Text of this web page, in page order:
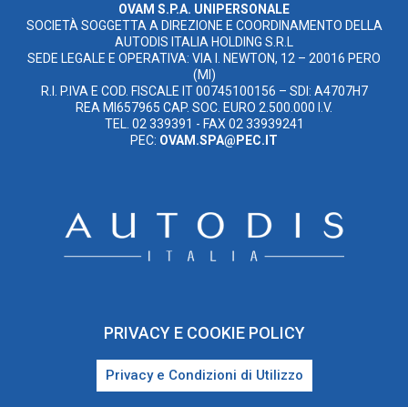
OVAM S.P.A. UNIPERSONALE
SOCIETÀ SOGGETTA A DIREZIONE E COORDINAMENTO DELLA
AUTODIS ITALIA HOLDING S.R.L
SEDE LEGALE E OPERATIVA: VIA I. NEWTON, 12 – 20016 PERO
(MI)
R.I. P.IVA E COD. FISCALE IT 00745100156 – SDI: A4707H7
REA MI657965 CAP. SOC. EURO 2.500.000 I.V.
TEL. 02 339391 - FAX 02 33939241
PEC: OVAM.SPA@PEC.IT
PRIVACY E COOKIE POLICY
Privacy e Condizioni di Utilizzo